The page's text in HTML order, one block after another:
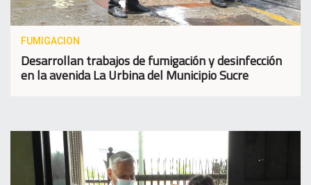
FUMIGACION
Desarrollan trabajos de fumigación y desinfección
en la avenida La Urbina del Municipio Sucre